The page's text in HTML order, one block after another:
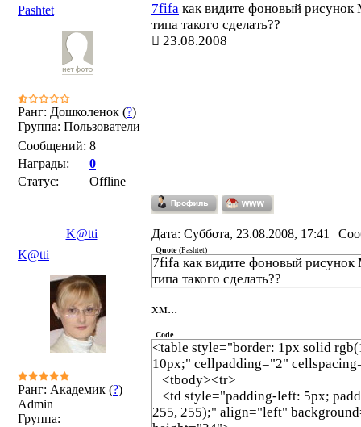
Pashtet
Ранг: Дошколенок (?)
Группа: Пользователи
Сообщений: 8
Награды:
0
Статус:
Offline
7fifa как видите фоновый
типа такого сделать??
23.08.2008
K@tti
Дата: Суббота, 23.08.2008, 17:41 |
K@tti
Ранг: Академик (?)
Admin
Группа:
Quote(Pashtet)
7fifa как видите фоновый
типа такого сделать??
хм...
Code
<table style="border: 1px solid
10px;" cellpadding="2"
<tbody><tr>
<td style="padding-left: 5px;
255, 255);" align="left"